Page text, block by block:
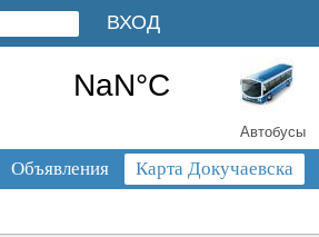
Автобусы
Объявления Карта Докучаевска